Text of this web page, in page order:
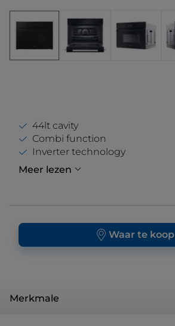
44lt cavity
Combi function
Inverter technology
Meer lezen
Waar te koop
Merkmale